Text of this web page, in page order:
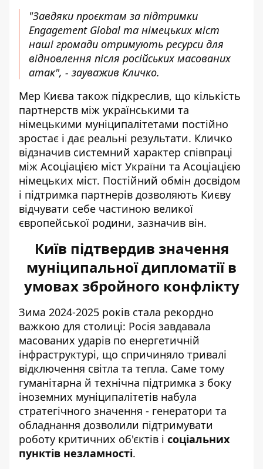
"Завдяки проєктам за підтримки
Engagement Global та німецьких міст
наші громади отримують ресурси для
відновлення після російських масованих
атак", - зауважив Кличко.
Мер Києва також підкреслив, що кількість
партнерств між українськими та
німецькими муніципалітетами постійно
зростає і дає реальні результати. Кличко
відзначив системний характер співпраці
між Асоціацією міст України та Асоціацією
німецьких міст. Постійний обмін досвідом
і підтримка партнерів дозволяють Києву
відчувати себе частиною великої
європейської родини, зазначив він.
Київ підтвердив значення
муніципальної дипломатії в
умовах збройного конфлікту
Зима 2024-2025 років стала рекордно
важкою для столиці: Росія завдавала
масованих ударів по енергетичній
інфраструктурі, що спричиняло тривалі
відключення світла та тепла. Саме тому
гуманітарна й технічна підтримка з боку
іноземних муніципалітетів набула
стратегічного значення - генератори та
обладнання дозволили підтримувати
роботу критичних об'єктів і соціальних
пунктів незламності.